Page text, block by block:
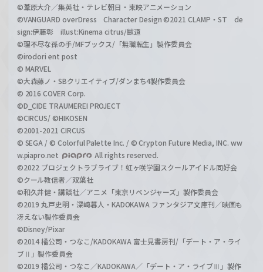
©葦原大介／集英社・テレビ朝日・東映アニメーション
©VANGUARD overDress Character Design ©2021 CLAMP・ST de
sign:伊藤彰 illust:Kinema citrus/獣道
©理不尽な孫の手/MFブックス/「無職転生」製作委員会
©irodori ent post
© MARVEL
©大森藤ノ・SBクリエイティブ/ダンまち4製作委員会
© 2016 COVER Corp.
©D_CIDE TRAUMEREI PROJECT
©CIRCUS/ ©HIKOSEN
©2001-2021 CIRCUS
© SEGA / © Colorful Palette Inc. / © Crypton Future Media, INC. ww
w.piapro.net
All rights reserved.
©2022 プロジェクトラブライブ！虹ヶ咲学園スクールアイドル同好会
©クール教信者／双葉社
©和久井健・講談社／アニメ「東京リベンジャーズ」製作委員会
©2019 丸戸史明・深崎暮人・KADOKAWA ファンタジア文庫刊／映画も
冴えない製作委員会
©Disney/Pixar
©2014 橘公司・つなこ/KADOKAWA 富士見書房刊/「デート・ア・ライ
ブⅡ」製作委員会
©2019 橘公司・つなこ／KADOKAWA／「デート・ア・ライブⅢ」製作